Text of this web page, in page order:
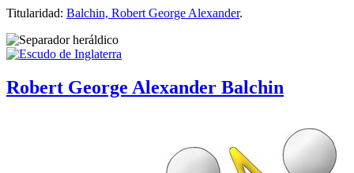
Titularidad: Balchin, Robert George Alexander.
Robert George Alexander Balchin